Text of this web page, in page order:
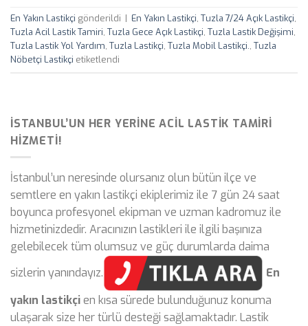
En Yakın Lastikçi gönderildi | En Yakın Lastikçi, Tuzla 7/24 Açık Lastikçi,
Tuzla Acil Lastik Tamiri, Tuzla Gece Açık Lastikçi, Tuzla Lastik Değişimi,
Tuzla Lastik Yol Yardım, Tuzla Lastikçi, Tuzla Mobil Lastikçi., Tuzla
Nöbetçi Lastikçi etiketlendi
İSTANBUL’UN HER YERINE ACIL LASTIK TAMIRI
HIZMETI!
İstanbul’un neresinde olursanız olun bütün ilçe ve
semtlere en yakın lastikçi ekiplerimiz ile 7 gün 24 saat
boyunca profesyonel ekipman ve uzman kadromuz ile
hizmetinizdedir. Aracınızın lastikleri ile ilgili başınıza
gelebilecek tüm olumsuz ve güç durumlarda daima
sizlerin yanındayız.
En
yakın lastikçien kısa sürede bulunduğunuz konuma
ulaşarak size her türlü desteği sağlamaktadır. Lastik